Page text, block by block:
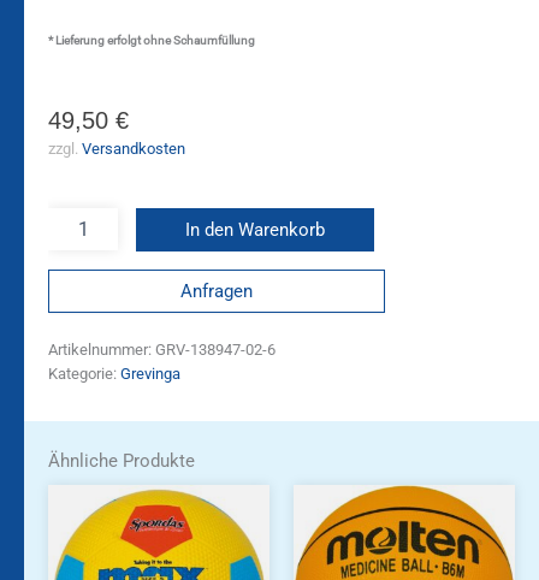
* Lieferung erfolgt ohne Schaumfüllung
49,50 €
zzgl. Versandkosten
In den Warenkorb
Anfragen
Artikelnummer: GRV-138947-02-6
Kategorie: Grevinga
Ähnliche Produkte
Dieses
Produkt
weist
mehrere